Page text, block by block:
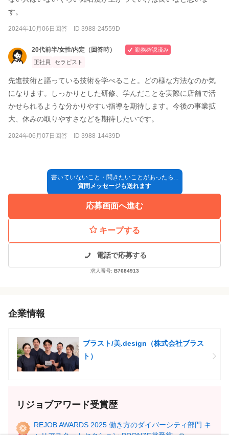
す。
2024年10月06日回答 ID 3988-24559D
20代前半/女性/内定（回答時）
勤務確認済み
正社員
セラピスト
先進技術と謳っている技術を学べること。どの様な方法なのか気
になります。しっかりとした研修、学んだことを実際に店舗で活
かせられるような分かりやすい指導を期待します。今後の事業拡
大、休みの取りやすさなどを期待したいです。
2024年06月07日回答 ID 3988-14439D
書いていないこと・聞きたいことがあったら...
質問メッセージも送れます
応募画面へ進む
キープする
電話で応募する
求人番号: B7684913
企業情報
ブラスト/美.design（株式会社ブラス
ト）
リジョブアワード受賞歴
REJOB AWARDS 2025 働き方のダイバーシティ部門 キ